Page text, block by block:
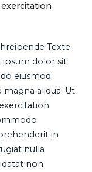
Texte.
ipsum dolor sit
eiusmod
aliqua. Ut
in
nulla
non